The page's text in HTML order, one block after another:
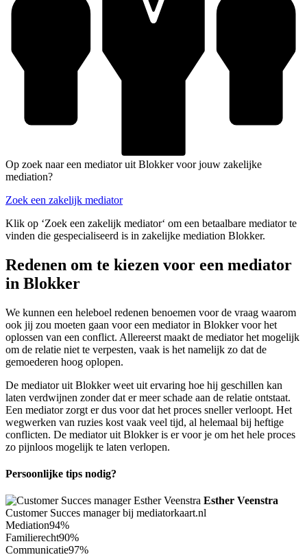
Op zoek naar een mediator uit Blokker voor jouw zakelijke
mediation?
Zoek een zakelijk mediator
Klik op ‘Zoek een zakelijk mediator‘ om een betaalbare mediator te
vinden die gespecialiseerd is in zakelijke mediation Blokker.
Redenen om te kiezen voor een mediator
in Blokker
We kunnen een heleboel redenen benoemen voor de vraag waarom
ook jij zou moeten gaan voor een mediator in Blokker voor het
oplossen van een conflict. Allereerst maakt de mediator het mogelijk
om de relatie niet te verpesten, vaak is het namelijk zo dat de
gemoederen hoog oplopen.
De mediator uit Blokker weet uit ervaring hoe hij geschillen kan
laten verdwijnen zonder dat er meer schade aan de relatie ontstaat.
Een mediator zorgt er dus voor dat het proces sneller verloopt. Het
wegwerken van ruzies kost vaak veel tijd, al helemaal bij heftige
conflicten. De mediator uit Blokker is er voor je om het hele proces
zo pijnloos mogelijk te laten verlopen.
Persoonlijke tips nodig?
Esther Veenstra
Customer Succes manager bij mediatorkaart.nl
Mediation94%
Familierecht90%
Communicatie97%